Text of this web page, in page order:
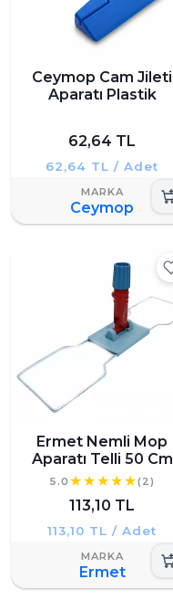
Ceymop Cam Jileti
Aparatı Plastik
62,64 TL
62,64 TL / Adet
Ceymop
Ermet Nemli Mop
Aparatı Telli 50 Cm
5.0 (2)
113,10 TL
113,10 TL / Adet
Ermet